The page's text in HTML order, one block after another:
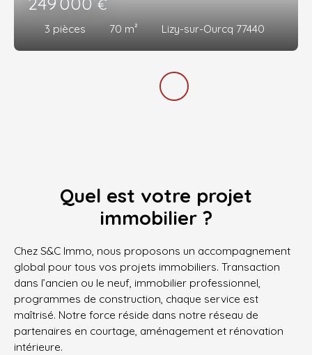
€
3 pièces 70 m² Lizy-sur-Ourcq 77440
Quel est votre projet
immobilier ?
Chez S&C Immo, nous proposons un accompagnement
global pour tous vos projets immobiliers. Transaction
dans l’ancien ou le neuf, immobilier professionnel,
programmes de construction, chaque service est
maîtrisé. Notre force réside dans notre réseau de
partenaires en courtage, aménagement et rénovation
intérieure.